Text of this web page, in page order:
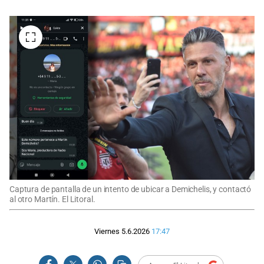
Captura de pantalla de un intento de ubicar a Demichelis, y contactó
al otro Martín. El Litoral.
Viernes 5.6.2026 17:47